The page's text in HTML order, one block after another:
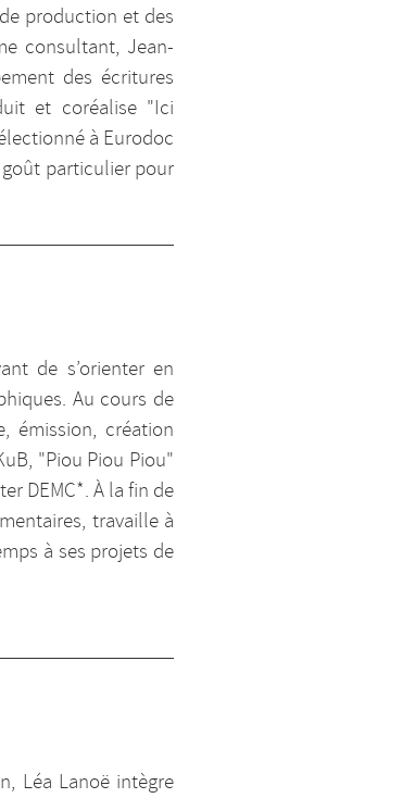
production et des
consultant, Jean-
des écritures
et coréalise "Ici
à Eurodoc
particulier pour
de s’orienter en
Au cours de
émission, création
"Piou Piou Piou"
DEMC*. À la fin de
travaille à
à ses projets de
Léa Lanoë intègre